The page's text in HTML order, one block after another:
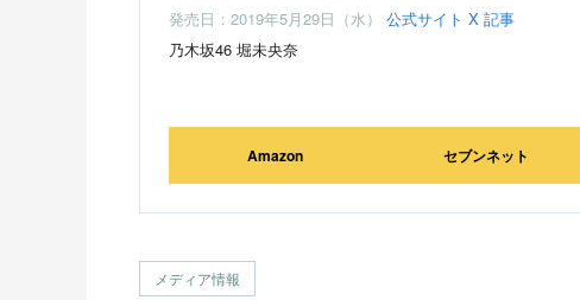
発売日：2019年5月29日（水） 公式サイト X 記事
乃木坂46 堀未央奈
Amazon セブンネット
メディア情報